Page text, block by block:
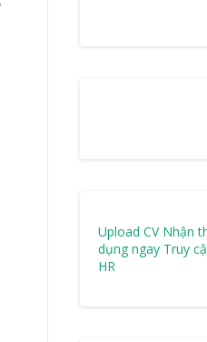
Upload CV Nhận
dụng ngay Truy
HR